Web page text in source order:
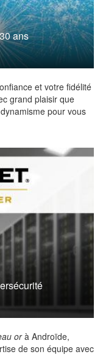
ans
et votre fidélité
grand plaisir que
pour vous
orà Androïde,
de son équipe avec